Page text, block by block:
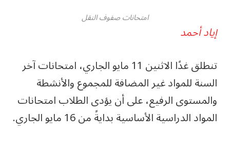
امتحانات صفوف النقل
إياد أحمد
تنطلق غدًا الاثنين 11 مايو الجاري، امتحانات آخر
السنة للمواد غير المضافة للمجموع والأنشطة
والمستوى الرفيع، على أن يؤدى الطلاب امتحانات
المواد الدراسية الأساسية بدايةً من 16 مايو الجاري.